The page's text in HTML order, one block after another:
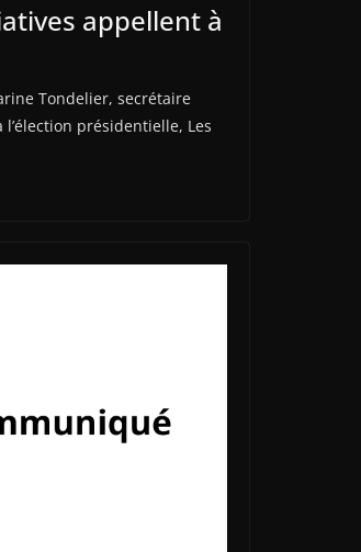
appellent à
Tondelier, secrétaire
présidentielle, Les